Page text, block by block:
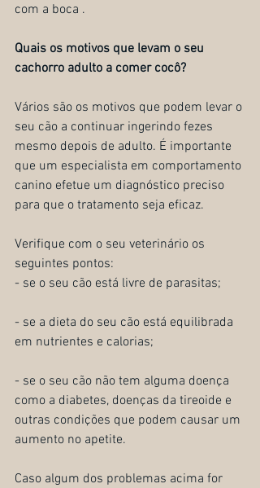
com a boca .
Quais os motivos que levam o seu
cachorro adulto a comer cocô?
Vários são os motivos que podem levar o
seu cão a continuar ingerindo fezes
mesmo depois de adulto. É importante
que um especialista em comportamento
canino efetue um diagnóstico preciso
para que o tratamento seja eficaz.
Verifique com o seu veterinário os
seguintes pontos:
- se o seu cão está livre de parasitas;
- se a dieta do seu cão está equilibrada
em nutrientes e calorias;
- se o seu cão não tem alguma doença
como a diabetes, doenças da tireoide e
outras condições que podem causar um
aumento no apetite.
Caso algum dos problemas acima for